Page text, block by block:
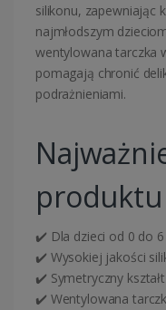
silikonu, zapewniając
najmłodszym
wentylowana tarczka
pomagają chronić
podrażnieniami.
produktu
✔️ Dla dzieci od 0 do
✔️ Wysokiej jakości
✔️ Symetryczny
✔️ Wentylowana